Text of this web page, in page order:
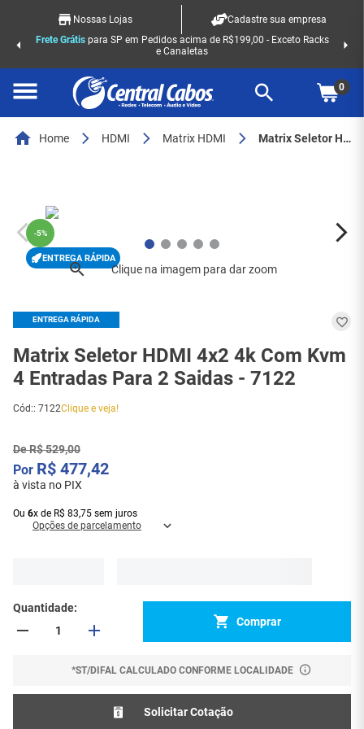
Nossas Lojas
Cadastre sua empresa
Frete Grátispara SP em Pedidos acima de R$199,00 - Exceto Racks
e Canaletas
0
Home HDMI Matrix HDMI Matrix Seletor HDMI 4x2 4k Com Kvm 4 Entradas Para 2 Saidas - 7122
-5%
ENTREGA RÁPIDA
ENTREGA RÁPIDA
Matrix Seletor HDMI 4x2 4k Com Kvm
4 Entradas Para 2 Saidas - 7122
Cód:: 7122Clique e veja!
DeR$529,00
R$ 477,42
à vista no PIX
Ou 6x de R$ 83,75 sem juros
Opções de parcelamento
Quantidade
Comprar
*ST/DIFAL CALCULADO CONFORME LOCALIDADE
Solicitar Cotação